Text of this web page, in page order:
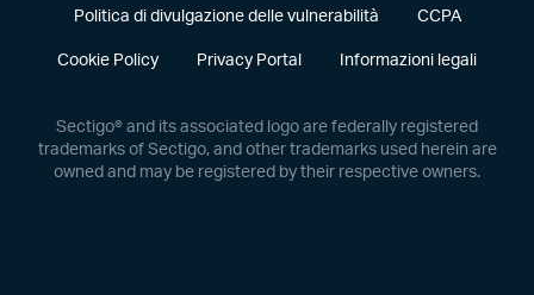
Politica di divulgazione delle vulnerabilità CCPA
Cookie Policy Privacy Portal Informazioni legali
Sectigo® and its associated logo are federally registered
trademarks of Sectigo, and other trademarks used herein are
owned and may be registered by their respective owners.